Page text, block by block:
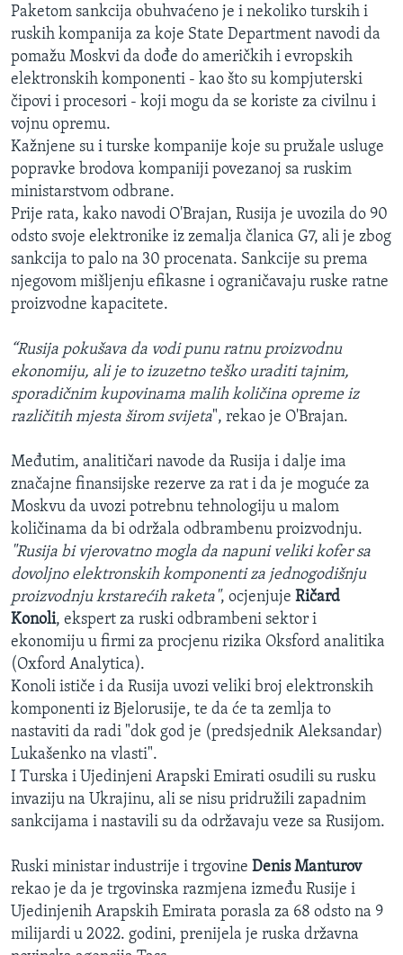
Paketom sankcija obuhvaćeno je i nekoliko turskih i
ruskih kompanija za koje State Department navodi da
pomažu Moskvi da dođe do američkih i evropskih
elektronskih komponenti - kao što su kompjuterski
čipovi i procesori - koji mogu da se koriste za civilnu i
vojnu opremu.
Kažnjene su i turske kompanije koje su pružale usluge
popravke brodova kompaniji povezanoj sa ruskim
ministarstvom odbrane.
Prije rata, kako navodi O'Brajan, Rusija je uvozila do 90
odsto svoje elektronike iz zemalja članica G7, ali je zbog
sankcija to palo na 30 procenata. Sankcije su prema
njegovom mišljenju efikasne i ograničavaju ruske ratne
proizvodne kapacitete.
“Rusija pokušava da vodi punu ratnu proizvodnu
ekonomiju, ali je to izuzetno teško uraditi tajnim,
sporadičnim kupovinama malih količina opreme iz
različitih mjesta širom svijeta", rekao je O'Brajan.
Međutim, analitičari navode da Rusija i dalje ima
značajne finansijske rezerve za rat i da je moguće za
Moskvu da uvozi potrebnu tehnologiju u malom
količinama da bi održala odbrambenu proizvodnju.
"Rusija bi vjerovatno mogla da napuni veliki kofer sa
dovoljno elektronskih komponenti za jednogodišnju
proizvodnju krstarećih raketa", ocjenjuje Ričard
Konoli, ekspert za ruski odbrambeni sektor i
ekonomiju u firmi za procjenu rizika Oksford analitika
(Oxford Analytica).
Konoli ističe i da Rusija uvozi veliki broj elektronskih
komponenti iz Bjelorusije, te da će ta zemlja to
nastaviti da radi "dok god je (predsjednik Aleksandar)
Lukašenko na vlasti".
I Turska i Ujedinjeni Arapski Emirati osudili su rusku
invaziju na Ukrajinu, ali se nisu pridružili zapadnim
sankcijama i nastavili su da održavaju veze sa Rusijom.
Ruski ministar industrije i trgovine Denis Manturov
rekao je da je trgovinska razmjena između Rusije i
Ujedinjenih Arapskih Emirata porasla za 68 odsto na 9
milijardi u 2022. godini, prenijela je ruska državna